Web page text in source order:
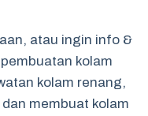
atau ingin info &
kolam
kolam renang,
membuat kolam